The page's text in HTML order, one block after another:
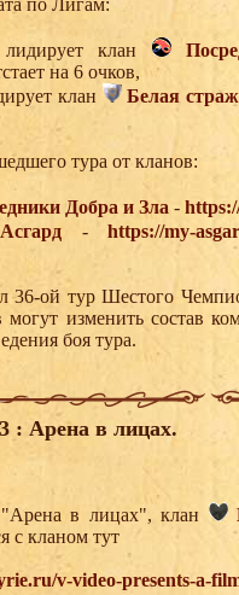
клан
на 6 очков,
клан
Белая
тура от кланов:
Добра и Зла -
Асгард -https://my-
36-ой тур Шестого
могут изменить состав
боя тура.
: Арена в лицах.
в лицах", клан
с кланом тут
v-video-presents-a-